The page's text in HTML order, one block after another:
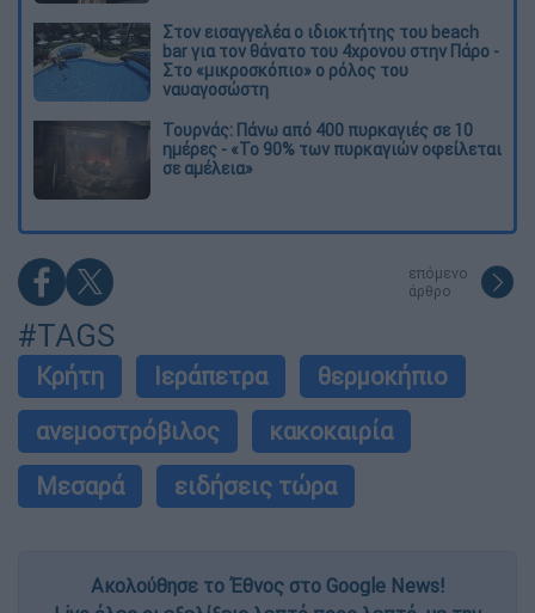
Στον εισαγγελέα ο ιδιοκτήτης του beach
bar για τον θάνατο του 4χρονου στην Πάρο -
Στο «μικροσκόπιο» ο ρόλος του
ναυαγοσώστη
Τουρνάς: Πάνω από 400 πυρκαγιές σε 10
ημέρες - «Το 90% των πυρκαγιών οφείλεται
σε αμέλεια»
επόμενο
άρθρο
#TAGS
Κρήτη Ιεράπετρα
θερμοκήπιο
ανεμοστρόβιλος
κακοκαιρία
Μεσαρά
ειδήσεις τώρα
Ακολούθησε το Έθνος στο Google News!